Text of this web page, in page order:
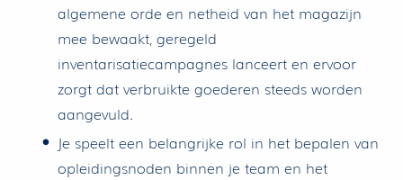
algemene orde en netheid van het magazijn
mee bewaakt, geregeld
inventarisatiecampagnes lanceert en ervoor
zorgt dat verbruikte goederen steeds worden
aangevuld.
Je speelt een belangrijke rol in het bepalen van
opleidingsnoden binnen je team en het